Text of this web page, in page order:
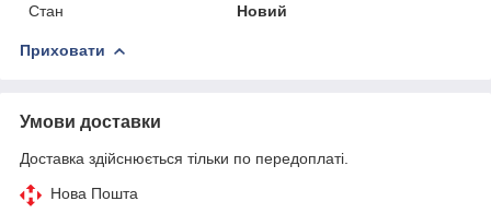
Стан
Новий
Приховати
Умови доставки
Доставка здійснюється тільки по передоплаті.
Нова Пошта